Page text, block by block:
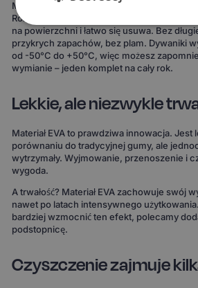
Materiał EVA to gwarancja, że żaden płyn
Rozlana kawa, błoto po deszczu, śnieg z
na powierzchni i łatwo się usuwa. Bez
przykrych zapachów, bez plam. Dywaniki
od -50°C do +50°C, więc możesz
wymianie – jeden komplet na cały rok.
Lekkie, ale niezwykle
Materiał EVA to prawdziwa innowacja. Jest
porównaniu do tradycyjnej gumy, ale
wytrzymały. Wyjmowanie, przenoszenie i
wygoda.
A trwałość? Materiał EVA zachowuje swój
nawet po latach intensywnego
bardziej wzmocnić ten efekt, polecamy
podstopnicę.
Czyszczenie zajmuje